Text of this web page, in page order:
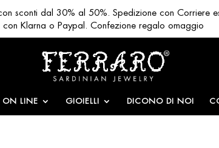
ON LINE GIOIELLI DICONO DI NOI
sconti dal 30% al 50%. Spedizione con Corriere
con Klarna o Paypal. Confezione regalo omaggio